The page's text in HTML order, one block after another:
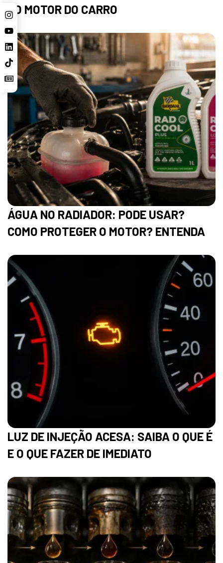
DO MOTOR DO CARRO
ÁGUA NO RADIADOR: PODE USAR?
COMO PROTEGER O MOTOR? ENTENDA
LUZ DE INJEÇÃO ACESA: SAIBA O QUE É
E O QUE FAZER DE IMEDIATO